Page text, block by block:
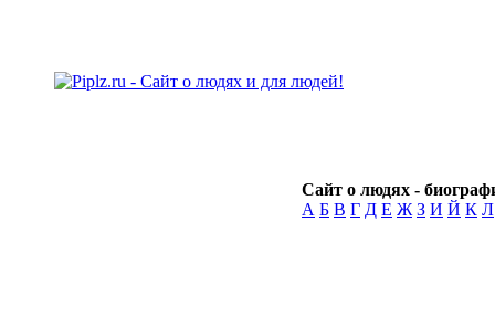
Сайт о людях -
А Б В Г Д Е Ж З И Й К Л